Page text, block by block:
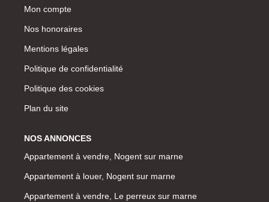
Mon compte
Nos honoraires
Mentions légales
Politique de confidentialité
Politique des cookies
Plan du site
NOS ANNONCES
Appartement à vendre, Nogent sur marne
Appartement à louer, Nogent sur marne
Appartement à vendre, Le perreux sur marne